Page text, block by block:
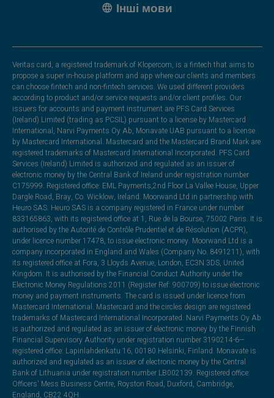
Інші мови
Veritas card, a registered trademark of Klopercom, is a fintech that aims to
propose a super in-house platform and app where our clients and members
can choose fintech and non-fintech services. We used different providers
according to product and/or service requests and/or client profiles. Our
issuers for accounts and payment instrument are PFS Card Services
(Ireland) Limited (trading as PCSIL) pursuant to a license by Mastercard
International, Narvi Payments Oy Ab, Monavate UAB pursuant to a license
by Mastercard International. Mastercard and the Mastercard Brand Mark are
registered trademarks of Mastercard International Incorporated. PFS Card
Services (Ireland) Limited is authorized and regulated as an issuer of
electronic money by the Central Bank of Ireland under registration number
C175999. Registered office: EML Payments,2nd Floor La Vallee House, Upper
Dargle Road, Bray, Co. Wicklow, Ireland. Moorwand Ltd in partnership with
Heuro SAS. Heuro SAS is a company registered in France under number
833165863, with its registered office at 1, Rue de la Bourse, 75002 Paris. It is
authorised by the Autorité de Contrôle Prudentiel et de Résolution (ACPR),
under licence number 17478, to issue electronic money. Moorwand Ltd is a
company incorporated in England and Wales (Company No. 8491211), with
its registered office at Fora, 3 Lloyds Avenue, London, EC3N 3DS, United
Kingdom. It is authorised by the Financial Conduct Authority under the
Electronic Money Regulations 2011 (Register Ref: 900709) to issue electronic
money and payment instruments. The card is issued under licence from
Mastercard International. Mastercard and the circles design are registered
trademarks of Mastercard International Incorporated. Narvi Payments Oy Ab
is authorized and regulated as an issuer of electronic money by the Finnish
Financial Supervisory Authority under registration number 3190214-6—
registered office: Lapinlahdenkatu 16, 00180 Helsinki, Finland. Monavate is
authorized and regulated as an issuer of electronic money by the Central
Bank of Lithuania under registration number LB002139. Registered office:
Officers' Mess Business Centre, Royston Road, Duxford, Cambridge,
England, CB22 4QH.